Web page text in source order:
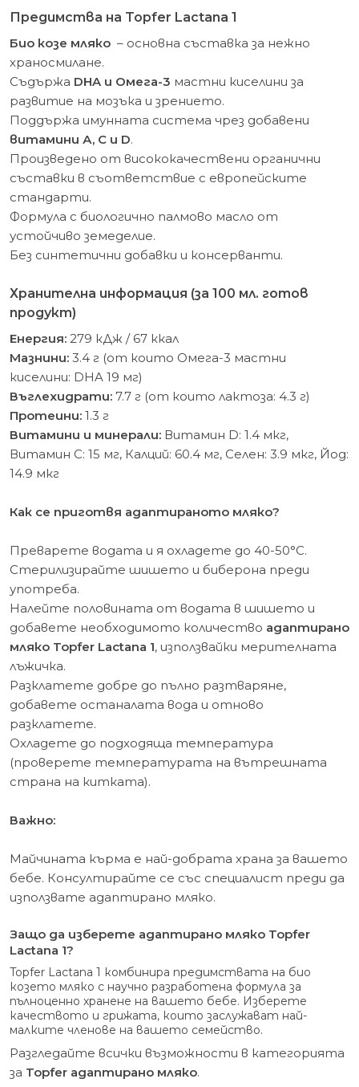
Предимства на Topfer Lactana 1
Био козе мляко – основна съставка за нежно
храносмилане.
Съдържа DHA и Омега-3 мастни киселини за
развитие на мозъка и зрението.
Поддържа имунната система чрез добавени
витамини А, С и D.
Произведено от висококачествени органични
съставки в съответствие с европейските
стандарти.
Формула с биологично палмово масло от
устойчиво земеделие.
Без синтетични добавки и консерванти.
Хранителна информация (за 100 мл. готов
продукт)
Енергия: 279 кДж / 67 ккал
Мазнини: 3.4 г (от които Омега-3 мастни
киселини: DHA 19 мг)
Въглехидрати: 7.7 г (от които лактоза: 4.3 г)
Протеини: 1.3 г
Витамини и минерали: Витамин D: 1.4 мкг,
Витамин C: 15 мг, Калций: 60.4 мг, Селен: 3.9 мкг, Йод:
14.9 мкг
Как се приготвя адаптираното мляко?
Преварете водата и я охладете до 40-50°C.
Стерилизирайте шишето и биберона преди
употреба.
Налейте половината от водата в шишето и
добавете необходимото количество адаптирано
мляко Topfer Lactana 1, използвайки мерителната
лъжичка.
Разклатете добре до пълно разтваряне,
добавете останалата вода и отново
разклатете.
Охладете до подходяща температура
(проверете температурата на вътрешната
страна на китката).
Важно:
Майчината кърма е най-добрата храна за вашето
бебе. Консултирайте се със специалист преди да
използвате адаптирано мляко.
Защо да изберете адаптирано мляко Topfer
Lactana 1?
Topfer Lactana 1 комбинира предимствата на био
козето мляко с научно разработена формула за
пълноценно хранене на вашето бебе. Изберете
качеството и грижата, които заслужават най-
малките членове на вашето семейство.
Разгледайте всички възможности в категорията
за Topfer адаптирано мляко.